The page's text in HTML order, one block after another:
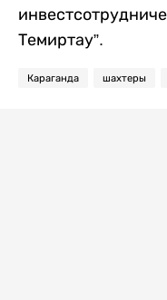
Темиртау”.
Караганда шахтеры